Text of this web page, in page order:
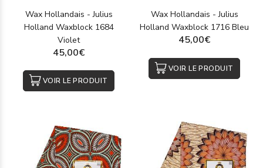
Wax Hollandais - Julius
Holland Waxblock 1684
Violet
45,00€
VOIR LE PRODUIT
Wax Hollandais - Julius
Holland Waxblock 1716 Bleu
45,00€
VOIR LE PRODUIT